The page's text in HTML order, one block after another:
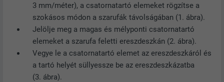
3 mm/méter), a csatornatartó elemeket rögzítse a
szokásos módon a szarufák távolságában (1. ábra).
Jelölje meg a magas és mélyponti csatornatartó
elemeket a szarufa feletti ereszdeszkán (2. ábra).
Vegye le a csatornatartó elemet az ereszdeszkáról és
a tartó helyét süllyessze be az ereszdeszkázatba
(3. ábra).